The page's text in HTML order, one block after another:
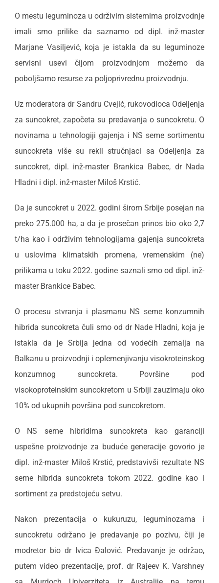
O mestu leguminoza u održivim sistemima proizvodnje
imali smo prilike da saznamo od dipl. inž-master
Marjane Vasiljević, koja je istakla da su leguminoze
servisni usevi čijom proizvodnjom možemo da
poboljšamo resurse za poljoprivrednu proizvodnju.
Uz moderatora dr Sandru Cvejić, rukovodioca Odeljenja
za suncokret, započeta su predavanja o suncokretu. O
novinama u tehnologiji gajenja i NS seme sortimentu
suncokreta više su rekli stručnjaci sa Odeljenja za
suncokret, dipl. inž-master Brankica Babec, dr Nada
Hladni i dipl. inž-master Miloš Krstić.
Da je suncokret u 2022. godini širom Srbije posejan na
preko 275.000 ha, a da je prosečan prinos bio oko 2,7
t/ha kao i održivim tehnologijama gajenja suncokreta
u uslovima klimatskih promena, vremenskim (ne)
prilikama u toku 2022. godine saznali smo od dipl. inž-
master Brankice Babec.
O procesu stvranja i plasmanu NS seme konzumnih
hibrida suncokreta čuli smo od dr Nade Hladni, koja je
istakla da je Srbija jedna od vodećih zemalja na
Balkanu u proizvodnji i oplemenjivanju visokroteinskog
konzumnog suncokreta. Površine pod
visokoproteinskim suncokretom u Srbiji zauzimaju oko
10% od ukupnih površina pod suncokretom.
O NS seme hibridima suncokreta kao garanciji
uspešne proizvodnje za buduće generacije govorio je
dipl. inž-master Miloš Krstić, predstavivši rezultate NS
seme hibrida suncokreta tokom 2022. godine kao i
sortiment za predstojeću setvu.
Nakon prezentacija o kukuruzu, leguminozama i
suncokretu održano je predavanje po pozivu, čiji je
modretor bio dr Ivica Đalović. Predavanje je održao,
putem video prezentacije, prof. dr Rajeev K. Varshney